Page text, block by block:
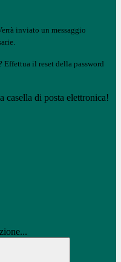
inviato un messaggio
Effettua il reset della password
casella di posta elettronica!